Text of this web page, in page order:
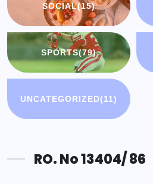
SOCIAL(15)
SPORTS(79)
UNCATEGORIZED(11)
RO. No 13404/ 86